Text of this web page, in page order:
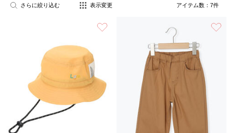
さらに絞り込む 表示変更 アイテム数： 7件